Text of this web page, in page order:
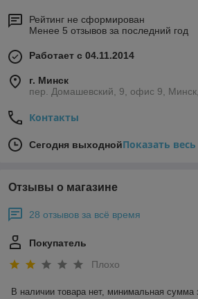
Рейтинг не сформирован
Менее 5 отзывов за последний год
Работает с 04.11.2014
г. Минск
пер. Домашевский, 9, офис 9,
Контакты
Сегодня выходнойПоказать
Отзывы о магазине
28 отзывов за всё время
Покупатель
Плохо
В наличии товара нет, минимальная сумма